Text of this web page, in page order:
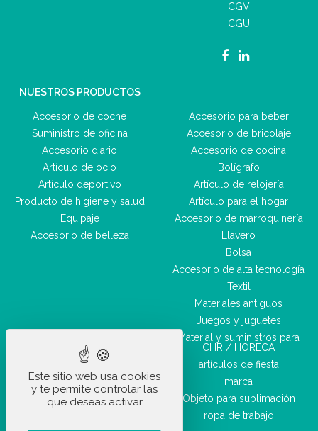
CGV
CGU
NUESTROS PRODUCTOS
Accesorio de coche
Suministro de oficina
Accesorio diario
Artículo de ocio
Artículo deportivo
Producto de higiene y salud
Equipaje
Accesorio de belleza
Accesorio para beber
Accesorio de bricolaje
Accesorio de cocina
Bolígrafo
Artículo de relojería
Artículo para el hogar
Accesorio de marroquinería
Llavero
Bolsa
Accesorio de alta tecnología
Textil
Materiales antiguos
Juegos y juguetes
Material y suministros para
CHR / HORECA
artículos de fiesta
marca
Objeto para sublimación
ropa de trabajo
Este sitio web usa cookies
y te permite controlar las
que deseas activar